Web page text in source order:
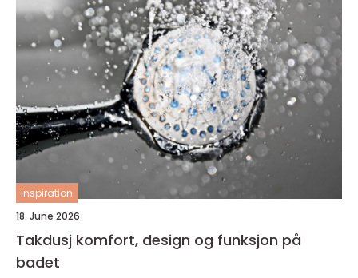
inspiration
18. June 2026
Takdusj komfort, design og funksjon på
badet